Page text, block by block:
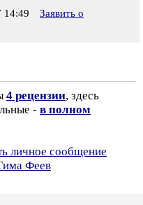
14:49
Заявить о
4 рецензии, здесь
- в полном
личное сообщение
Феев